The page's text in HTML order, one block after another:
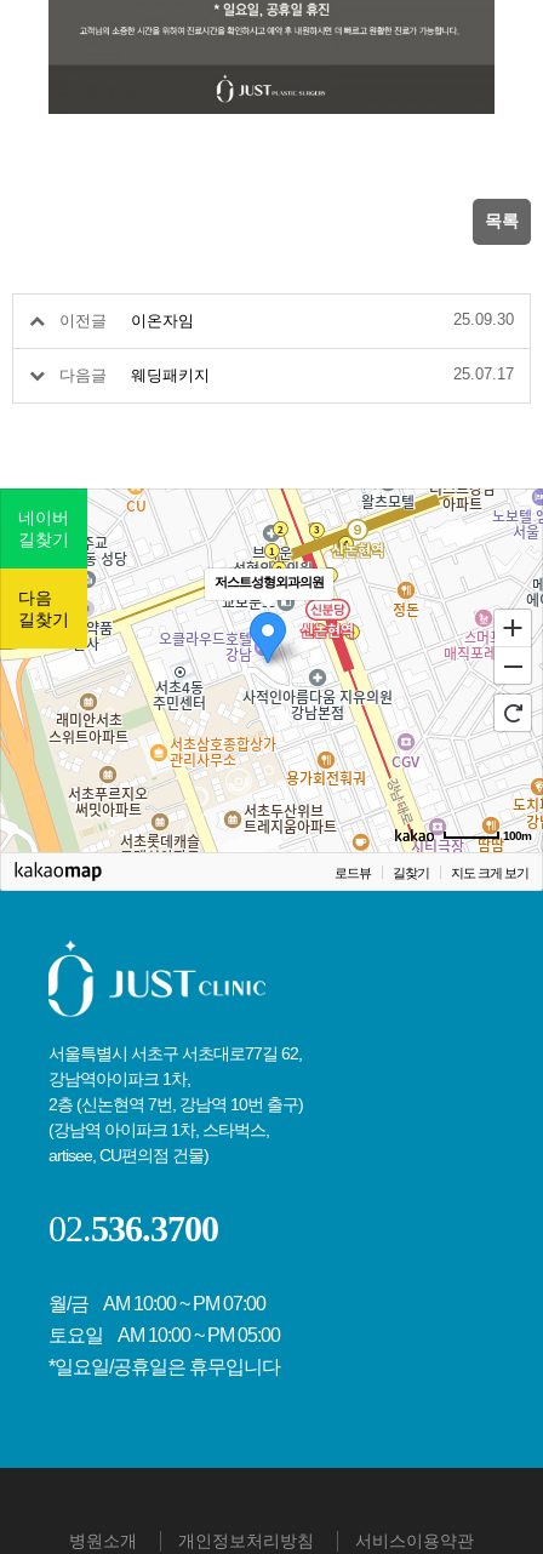
목록
이전글 이온자임 25.09.30
다음글 웨딩패키지 25.07.17
네이버
길찾기
다음
길찾기
저스트성형외과의원
100m
로드뷰 길찾기 지도 크게 보기
서울특별시 서초구 서초대로77길 62,
강남역아이파크 1차,
2층 (신논현역 7번, 강남역 10번 출구)
(강남역 아이파크 1차, 스타벅스,
artisee, CU편의점 건물)
02.536.3700
월/금 AM 10:00 ~ PM 07:00
토요일 AM 10:00 ~ PM 05:00
*일요일/공휴일은 휴무입니다
병원소개 개인정보처리방침 서비스이용약관